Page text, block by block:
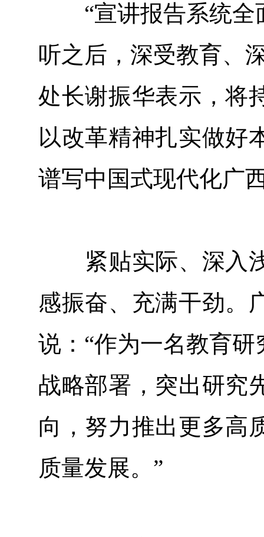
“宣讲报告系统全
听之后，深受教育、
处长谢振华表示，将
以改革精神扎实做好
谱写中国式现代化广
紧贴实际、深入浅
感振奋、充满干劲。
说：“作为一名教育
战略部署，突出研究
向，努力推出更多高
质量发展。”